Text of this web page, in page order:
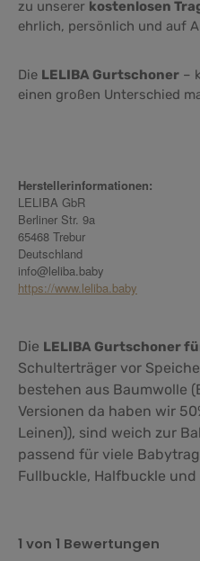
zu unserer kostenlosen
ehrlich, persönlich und auf
Die LELIBA Gurtschoner –
einen großen Unterschied
Herstellerinformationen:
LELIBA GbR
Berliner Str. 9a
65468 Trebur
Deutschland
info@leliba.baby
https://www.leliba.baby
Die LELIBA Gurtschoner
Schulterträger vor
bestehen aus Baumwolle
Versionen da haben wir
Leinen)), sind weich zur
passend für viele
Fullbuckle, Halfbuckle und
1 von 1 Bewertungen